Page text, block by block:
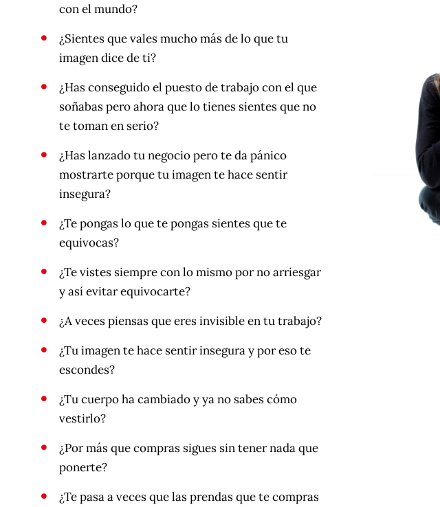
con el mundo?
¿Sientes que vales mucho más de lo que tu
imagen dice de ti?
¿Has conseguido el puesto de trabajo con el que
soñabas pero ahora que lo tienes sientes que no
te toman en serio?
¿Has lanzado tu negocio pero te da pánico
mostrarte porque tu imagen te hace sentir
insegura?
¿Te pongas lo que te pongas sientes que te
equivocas?
¿Te vistes siempre con lo mismo por no arriesgar
y así evitar equivocarte?
¿A veces piensas que eres invisible en tu trabajo?
¿Tu imagen te hace sentir insegura y por eso te
escondes?
¿Tu cuerpo ha cambiado y ya no sabes cómo
vestirlo?
¿Por más que compras sigues sin tener nada que
ponerte?
¿Te pasa a veces que las prendas que te compras